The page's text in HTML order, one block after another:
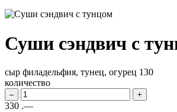
Суши сэндвич с
сыр филадельфия, тунец, огурец 130
количество
– +
330 .—